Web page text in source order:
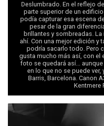
Deslumbrado. En el reflejo
parte superior de un
podía capturar esa escena
pesar de la gran
brillantes y sombreadas.
ahí. Con una mejor edición y
podría sacarlo todo. Pero
gusta mucho más así, con el
foto se quedará así...
en lo que no se puede
Barris, Barcelona. Canon
Kentmere